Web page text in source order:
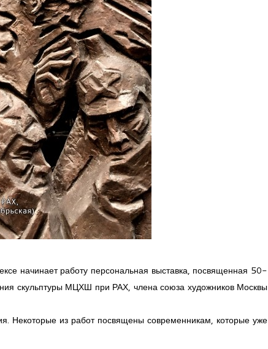
начинает работу персональная выставка, посвященная 50-
скульптуры МЦХШ при РАХ, члена союза художников Москвы
Некоторые из работ посвящены современникам, которые уже